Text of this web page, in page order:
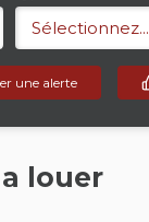
Sélectionnez...
une alerte
louer